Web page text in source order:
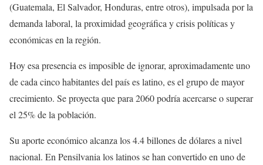
(Guatemala, El Salvador, Honduras, entre otros), impulsada por la
demanda laboral, la proximidad geográfica y crisis políticas y
económicas en la región.
Hoy esa presencia es imposible de ignorar, aproximadamente uno
de cada cinco habitantes del país es latino, es el grupo de mayor
crecimiento. Se proyecta que para 2060 podría acercarse o superar
el 25% de la población.
Su aporte económico alcanza los 4.4 billones de dólares a nivel
nacional. En Pensilvania los latinos se han convertido en uno de